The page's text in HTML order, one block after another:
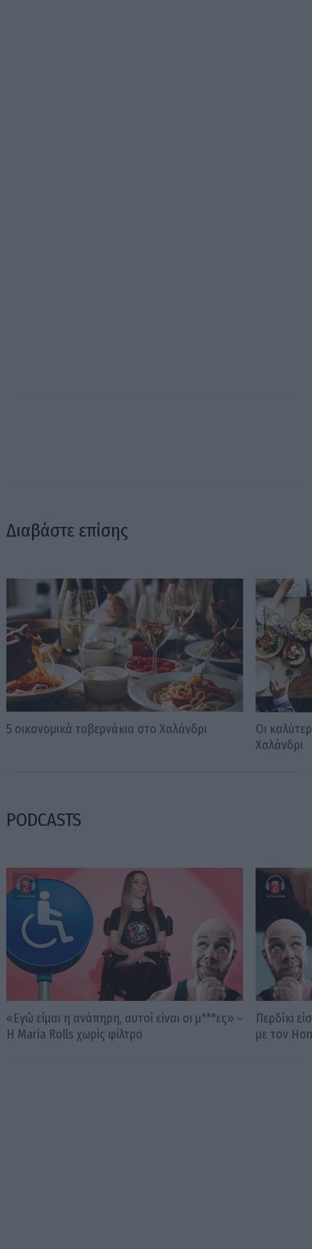
Διαβάστε επίσης
5 οικονομικά ταβερνάκια στο Χαλάνδρι
Οι
Χαλάνδρι
PODCASTS
«Εγώ είμαι η ανάπηρη, αυτοί είναι οι μ***ες» –
Η Maria Rolls χωρίς φίλτρο
Περδίκι
με τον